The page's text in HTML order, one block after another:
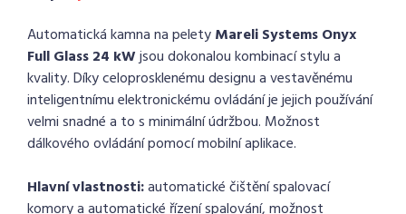
Automatická kamna na peletyMareli Systems Onyx
Full Glass 24 kWjsou dokonalou kombinací stylu a
kvality. Díky celoprosklenému designu a vestavěnému
inteligentnímu elektronickému ovládání je jejich používání
velmi snadné a to s minimální údržbou. Možnost
dálkového ovládání pomocí mobilní aplikace.
Hlavní vlastnosti:automatické čištění spalovací